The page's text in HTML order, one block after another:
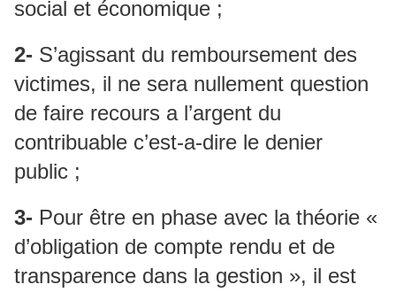
social et économique ;
2- S’agissant du remboursement des
victimes, il ne sera nullement question
de faire recours a l’argent du
contribuable c’est-a-dire le denier
public ;
3- Pour être en phase avec la théorie «
d’obligation de compte rendu et de
transparence dans la gestion », il est